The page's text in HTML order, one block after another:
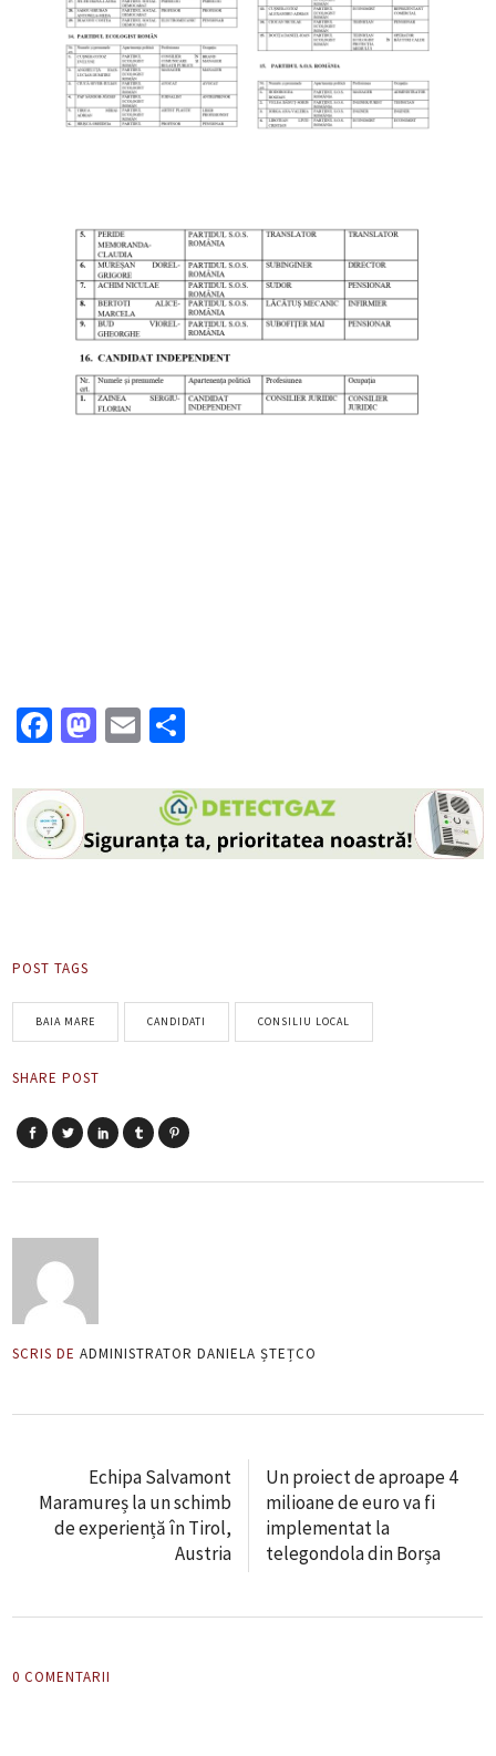
Facebook
Mastodon
Email
POST TAGS
BAIA MARE CANDIDATI CONSILIU LOCAL
SHARE POST
SCRIS DE ADMINISTRATOR DANIELA ȘTEȚCO
Echipa Salvamont
Maramureș la un schimb
de experiență în Tirol,
Austria
Un proiect de aproape 4
milioane de euro va fi
implementat la
telegondola din Borșa
0 COMENTARII